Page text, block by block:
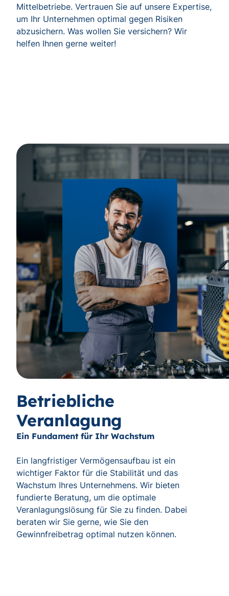
Mittelbetriebe. Vertrauen Sie auf unsere Expertise,
um Ihr Unternehmen optimal gegen Risiken
abzusichern. Was wollen Sie versichern? Wir
helfen Ihnen gerne weiter!
Betriebliche
Veranlagung
Ein Fundament für Ihr Wachstum
Ein langfristiger Vermögensaufbau ist ein
wichtiger Faktor für die Stabilität und das
Wachstum Ihres Unternehmens. Wir bieten
fundierte Beratung, um die optimale
Veranlagungslösung für Sie zu finden. Dabei
beraten wir Sie gerne, wie Sie den
Gewinnfreibetrag optimal nutzen können.